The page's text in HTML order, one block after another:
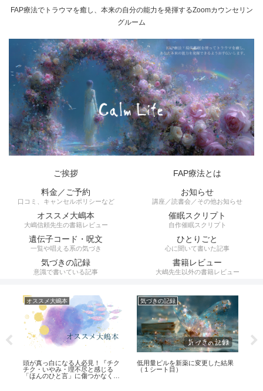
FAP療法でトラウマを癒し、本来の自分の能力を発揮するZoomカウンセリン
グルーム
ご挨拶
FAP療法とは
料金／ご予約
口コミ、キャンセルポリシーなど
お知らせ
講座／読書会／その他お知らせ
オススメ大嶋本
大嶋信頼先生の書籍レビュー
催眠スクリプト
自作催眠スクリプト
遺伝子コード・呪文
一覧や唱える系の気づき
ひとりごと
心に聞いて書いた記事
気づきの記録
意識で書いている記事
書籍レビュー
大嶋先生以外の書籍レビュー
オススメ大嶋本
完璧主義さんや長年片づけ出来な
くて困っている人必見！『片づけ
られない自分がいますぐ変わる
遺伝子コード・呪文一覧
遺伝子コードの効果一覧(随時更新)